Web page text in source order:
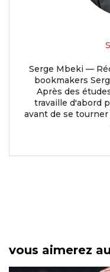
Serge Mbeki —
bookmakers
Après des
travaille d'abord
avant de se tourner
vous aimerez